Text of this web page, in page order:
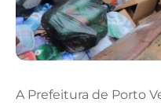
A Prefeitura de Porto